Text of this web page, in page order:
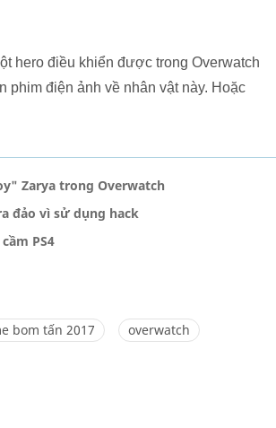
hero điều khiển được trong Overwatch
phim điện ảnh về nhân vật này. Hoặc
Zarya trong Overwatch
đảo vì sử dụng hack
PS4
bom tấn 2017 overwatch